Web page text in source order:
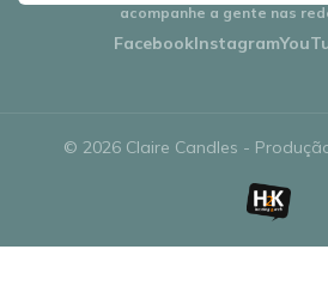
acompanhe a gente nas
FacebookInstagram
© 2026 Claire Candles -